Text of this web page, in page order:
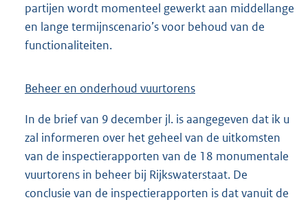
partijen wordt momenteel gewerkt aan middellange
en lange termijnscenario’s voor behoud van de
functionaliteiten.
Beheer en onderhoud vuurtorens
In de brief van 9 december jl. is aangegeven dat ik u
zal informeren over het geheel van de uitkomsten
van de inspectierapporten van de 18 monumentale
vuurtorens in beheer bij Rijkswaterstaat. De
conclusie van de inspectierapporten is dat vanuit de